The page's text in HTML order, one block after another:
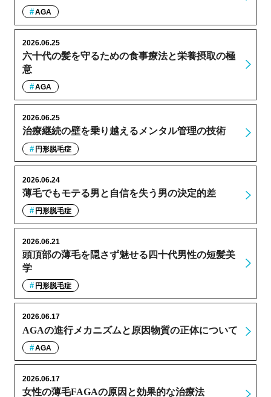
AGA
六十代の髪を守るための食事療法と栄養摂取の極
意
2026.06.25
AGA
治療継続の壁を乗り越えるメンタル管理の技術
2026.06.25
円形脱毛症
薄毛でもモテる男と自信を失う男の決定的差
2026.06.24
円形脱毛症
頭頂部の薄毛を隠さず魅せる四十代男性の短髪美
学
2026.06.21
円形脱毛症
AGAの進行メカニズムと原因物質の正体について
2026.06.17
AGA
女性の薄毛FAGAの原因と効果的な治療法
2026.06.17